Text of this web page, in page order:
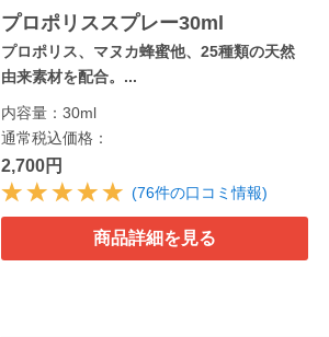
プロポリススプレー30ml
プロポリス、マヌカ蜂蜜他、25種類の天然
由来素材を配合。...
内容量：30ml
通常税込価格：
2,700円
(76件の口コミ情報)
商品詳細を見る